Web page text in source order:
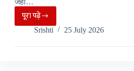
हाथ
पार
पूरा पढ़ेAmerica
ने
भारतीय
Srishti 25 July 2026